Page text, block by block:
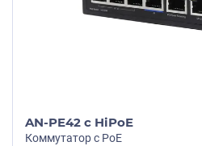
AN-PE42 с HiPoE
Коммутатор с PoE